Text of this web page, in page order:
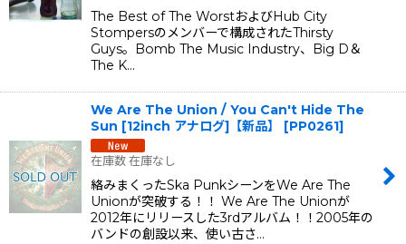
The Best of The WorstおよびHub City
Stompersのメンバーで構成されたThirsty
Guys。Bomb The Music Industry、Big D＆
The K…
We Are The Union / You Can't Hide The
Sun [12inch アナログ]【新品】
[PP0261]
在庫数 在庫なし
絡みまくったSka PunkシーンをWe Are The
Unionが突破する！！ We Are The Unionが
2012年にリリースした3rdアルバム！！2005年の
バンドの創設以来、使い古さ…